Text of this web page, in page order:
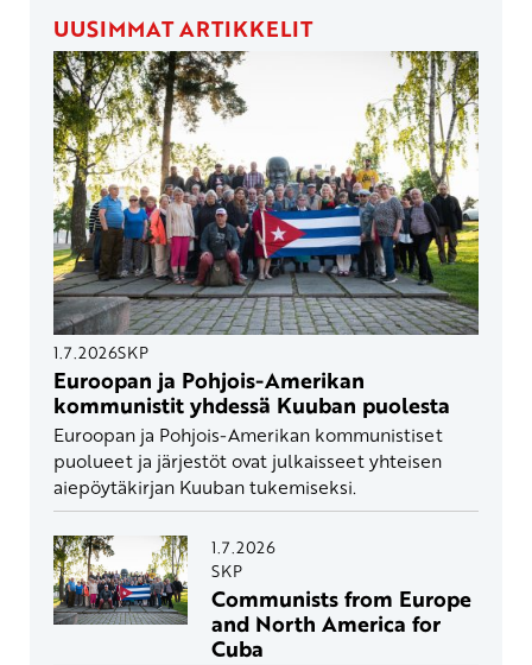
UUSIMMAT ARTIKKELIT
1.7.2026SKP
Euroopan ja Pohjois-Amerikan
kommunistit yhdessä Kuuban puolesta
Euroopan ja Pohjois-Amerikan kommunistiset
puolueet ja järjestöt ovat julkaisseet yhteisen
aiepöytäkirjan Kuuban tukemiseksi.
1.7.2026
SKP
Communists from Europe
and North America for
Cuba